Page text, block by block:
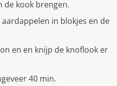
de kook brengen.
in blokjes en de
en en knijp de knoflook er
40 min.